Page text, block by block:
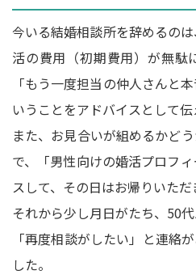
今いる結婚相談所を辞めるの
活の費用（初期費用）が無駄
「もう一度担当の仲人さんと
いうことをアドバイスとして伝
また、お見合いが組めるかど
で、「男性向けの婚活プロフ
スして、その日はお帰りいただ
それから少し月日がたち、50
「再度相談がしたい」と連絡
した。